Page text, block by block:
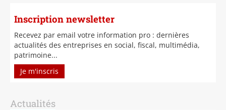
Inscription newsletter
Recevez par email votre information pro : dernières
actualités des entreprises en social, fiscal, multimédia,
patrimoine...
Je m'inscris
Actualités